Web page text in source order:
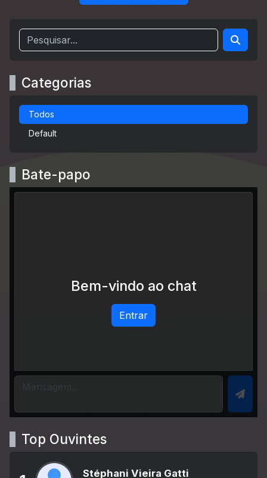
Categorias
Todos
Default
Bate-papo
Bem-vindo ao chat
Entrar
Top Ouvintes
Stéphani Vieira Gatti